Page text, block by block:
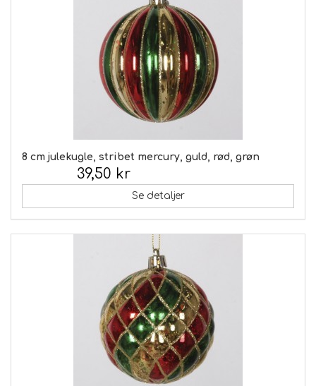
8 cm julekugle, stribet mercury, guld, rød, grøn
39,50 kr
Se detaljer